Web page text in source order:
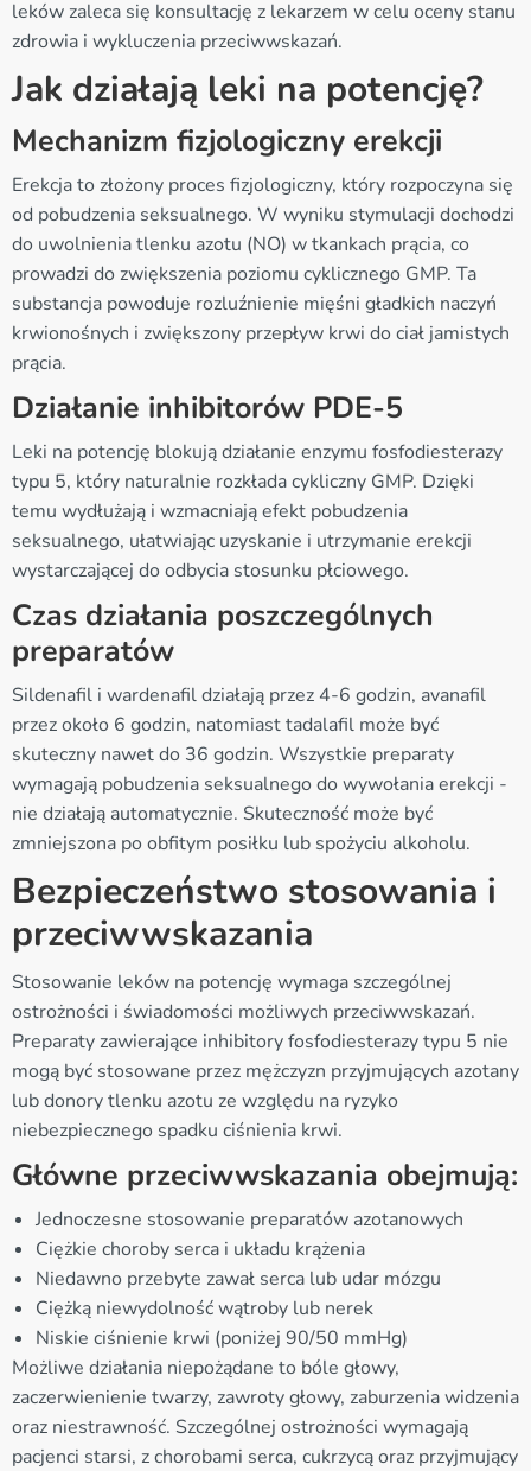
leków zaleca się konsultację z lekarzem w celu oceny stanu
zdrowia i wykluczenia przeciwwskazań.
Jak działają leki na potencję?
Mechanizm fizjologiczny erekcji
Erekcja to złożony proces fizjologiczny, który rozpoczyna się
od pobudzenia seksualnego. W wyniku stymulacji dochodzi
do uwolnienia tlenku azotu (NO) w tkankach prącia, co
prowadzi do zwiększenia poziomu cyklicznego GMP. Ta
substancja powoduje rozluźnienie mięśni gładkich naczyń
krwionośnych i zwiększony przepływ krwi do ciał jamistych
prącia.
Działanie inhibitorów PDE-5
Leki na potencję blokują działanie enzymu fosfodiesterazy
typu 5, który naturalnie rozkłada cykliczny GMP. Dzięki
temu wydłużają i wzmacniają efekt pobudzenia
seksualnego, ułatwiając uzyskanie i utrzymanie erekcji
wystarczającej do odbycia stosunku płciowego.
Czas działania poszczególnych
preparatów
Sildenafil i wardenafil działają przez 4-6 godzin, avanafil
przez około 6 godzin, natomiast tadalafil może być
skuteczny nawet do 36 godzin. Wszystkie preparaty
wymagają pobudzenia seksualnego do wywołania erekcji -
nie działają automatycznie. Skuteczność może być
zmniejszona po obfitym posiłku lub spożyciu alkoholu.
Bezpieczeństwo stosowania i
przeciwwskazania
Stosowanie leków na potencję wymaga szczególnej
ostrożności i świadomości możliwych przeciwwskazań.
Preparaty zawierające inhibitory fosfodiesterazy typu 5 nie
mogą być stosowane przez mężczyzn przyjmujących azotany
lub donory tlenku azotu ze względu na ryzyko
niebezpiecznego spadku ciśnienia krwi.
Główne przeciwwskazania obejmują:
Jednoczesne stosowanie preparatów azotanowych
Ciężkie choroby serca i układu krążenia
Niedawno przebyte zawał serca lub udar mózgu
Ciężką niewydolność wątroby lub nerek
Niskie ciśnienie krwi (poniżej 90/50 mmHg)
Możliwe działania niepożądane to bóle głowy,
zaczerwienienie twarzy, zawroty głowy, zaburzenia widzenia
oraz niestrawność. Szczególnej ostrożności wymagają
pacjenci starsi, z chorobami serca, cukrzycą oraz przyjmujący